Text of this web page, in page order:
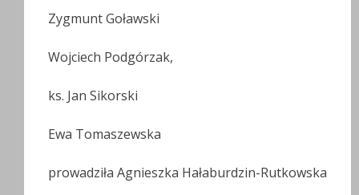
Zygmunt Goławski
Wojciech Podgórzak,
ks. Jan Sikorski
Ewa Tomaszewska
prowadziła Agnieszka Hałaburdzin-Rutkowska